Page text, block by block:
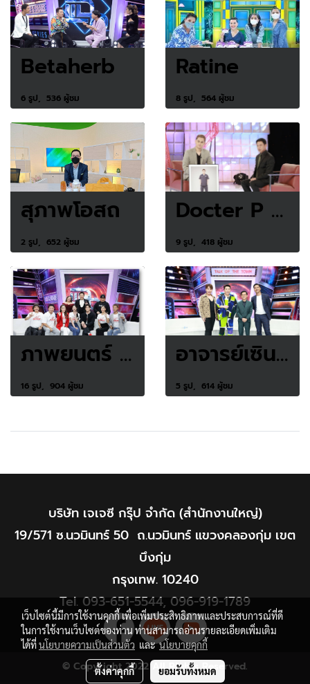
Betaherb
6 รูป, 536 ผู้ชม
Ratine
8 รูป, 564 ผู้ชม
สุภาพโอสถ
2 รูป, 652 ผู้ชม
Docter P Clinic
9 รูป, 418 ผู้ชม
ภาพยนตร์ ไชน่าทาวน์ ชะช่า
16 รูป, 904 ผู้ชม
อาจารย์เซิน x รายการแฉ
5 รูป, 614 ผู้ชม
บริษัท เจเจซี กรุ๊ป จำกัด (สำนักงานใหญ่)
19/571 ซ.นวมินทร์ 50 ถ.นวมินทร์ แขวงคลองกุ่ม เขต
บึงกุ่ม
กรุงเทพ. 10240
Tel. 093-651-5544, 096-919-1789
© Copyright 2022 All Rights Reserved.
เว็บไซต์นี้มีการใช้งานคุกกี้ เพื่อเพิ่มประสิทธิภาพและประสบการณ์ที่ดี
ในการใช้งานเว็บไซต์ของท่าน ท่านสามารถอ่านรายละเอียดเพิ่มเติม
ได้ที่นโยบายความเป็นส่วนตัว และนโยบายคุกกี้
ตั้งค่าคุกกี้ ยอมรับทั้งหมด